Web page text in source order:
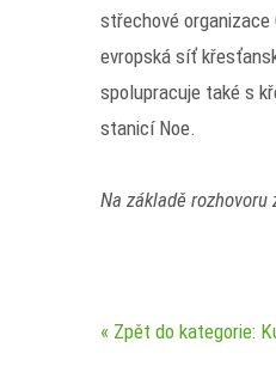
střechové organizace
evropská síť
spolupracuje také s
stanicí Noe.
Na základě rozhovoru
« Zpět do kategorie: